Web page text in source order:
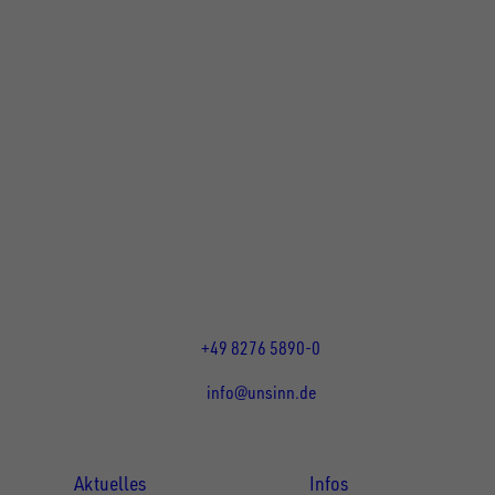
+49 8276 5890-0
info@unsinn.de
Aktuelles Infos